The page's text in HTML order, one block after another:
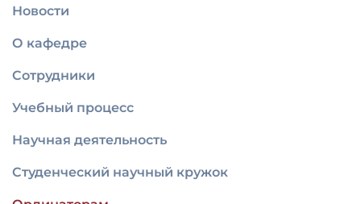
Новости
О кафедре
Сотрудники
Учебный процесс
Научная деятельность
Студенческий научный кружок